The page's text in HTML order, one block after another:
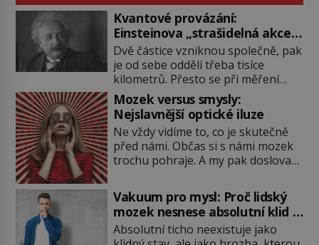
Kvantové provázání:
Einsteinova „strašidelná akce
na dálku“ dál mate i fascinuje
vědce
Dvě částice vzniknou společně, pak
je od sebe oddělí třeba tisíce
kilometrů. Přesto se při měření
chovají, jako by mezi nimi
existovalo neviditelné pouto. Albert
Einstein tomu s jistou dávkou
ironie říká „strašidelná akce na
dálku“ a dlouhá desetiletí věří, že
musí existovat jednodušší
však ukazují, že kvantový svět
funguje jinak, než […]
Mozek versus smysly:
Nejslavnější optické iluze
Ne vždy vidíme to, co je skutečně
před námi. Občas si s námi mozek
trochu pohraje. A my pak doslova
vznikají ty nejpodivnější optické
iluze? Soustřeď se na to hlavní!
TROXLERŮV EFEKT Náš mozek
zvládne zpracovat hodně informací.
Vakuum pro mysl: Proč lidský
mozek nesnese absolutní klid a
začne si vymýšlet horory
Absolutní ticho neexistuje jako